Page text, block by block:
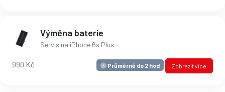
Výměna baterie
Servis na iPhone 6s Plus
990 Kč Průměrně do 2 hod Zobrazit více